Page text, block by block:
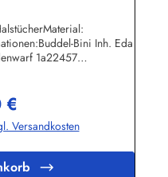
Bini Inh. Eda
1a22457
Preis:
€
Versandkosten